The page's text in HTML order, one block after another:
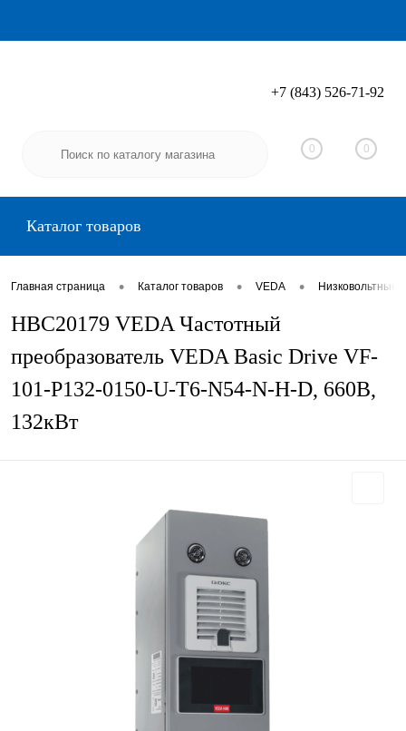
Вход Регистрация
+7 (843) 526-71-92
0 0
Каталог товаров
Главная страница • Каталог товаров • VEDA •
HBC20179 VEDA Частотный
преобразователь VEDA Basic Drive VF-
101-P132-0150-U-T6-N54-N-H-D, 660В,
132кВт